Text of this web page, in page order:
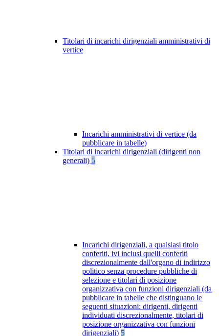
Titolari di incarichi dirigenziali amministrativi di
vertice
Incarichi amministrativi di vertice (da
pubblicare in tabelle)
Titolari di incarichi dirigenziali (dirigenti non
generali) 5
Incarichi dirigenziali, a qualsiasi titolo
conferiti, ivi inclusi quelli conferiti
discrezionalmente dall'organo di indirizzo
politico senza procedure pubbliche di
selezione e titolari di posizione
organizzativa con funzioni dirigenziali (da
pubblicare in tabelle che distinguano le
seguenti situazioni: dirigenti, dirigenti
individuati discrezionalmente, titolari di
posizione organizzativa con funzioni
dirigenziali) 5